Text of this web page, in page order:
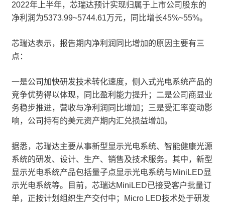
2022年上半年，芯瑞达预计实现归属于上市公司股东的
净利润为5373.99~5744.61万元，同比增长45%~55%。
芯瑞达表示，报告期内净利润同比增加的原因主要有三
点：
一是公司加快研发技术转化速度，侧入式光电系统产品的
竞争优势得以体现，同比盈利能力提升；二是公司商显业
务稳步推进，营收与净利润同比增加；三是受汇率变动影
响，公司持有的美元资产期内汇兑损益增加。
据悉，芯瑞达主要从事新型显示光电系统、智能健康光源
系统的研发、设计、生产、销售及技术服务。其中，新型
显示光电系统产品包括量子点显示光电系统与MiniLED显
示光电系统等。目前，芯瑞达MiniLED已接受客户批量订
单，正按计划组织生产交付中；Micro LED技术处于研发